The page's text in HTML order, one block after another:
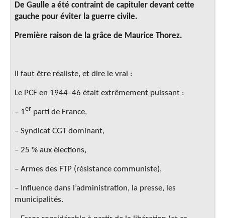
De Gaulle a été contraint de capituler devant cette
gauche pour éviter la guerre civile.
Première raison de la grâce de Maurice Thorez.
Il faut être réaliste, et dire le vrai :
Le PCF en 1944–46 était extrêmement puissant :
– 1er parti de France,
– Syndicat CGT dominant,
– 25 % aux élections,
– Armes des FTP (résistance communiste),
– Influence dans l’administration, la presse, les
municipalités.